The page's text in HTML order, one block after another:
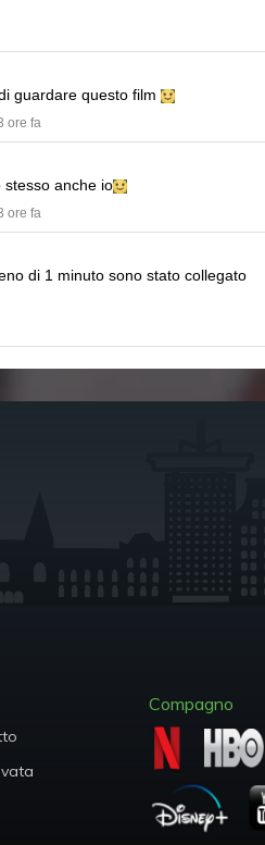
guardare questo film
ore fa
stesso anche io
ore fa
di 1 minuto sono stato collegato
Compagno